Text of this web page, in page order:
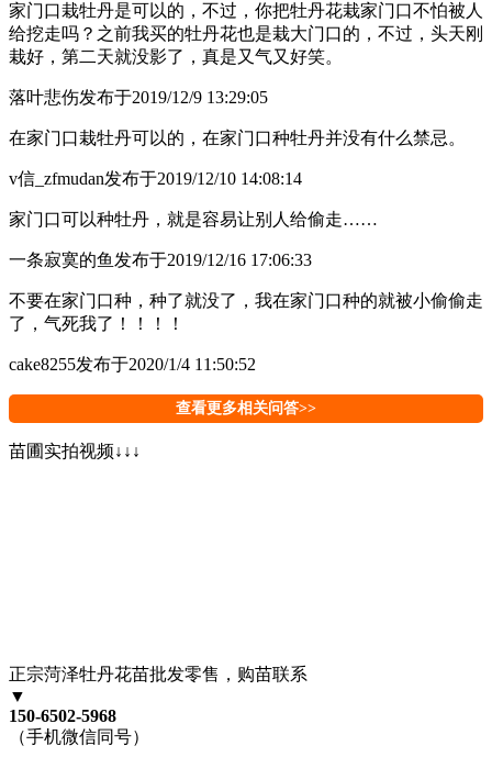
家门口栽牡丹是可以的，不过，你把牡丹花栽家门口不怕被人
给挖走吗？之前我买的牡丹花也是栽大门口的，不过，头天刚
栽好，第二天就没影了，真是又气又好笑。
落叶悲伤发布于2019/12/9 13:29:05
在家门口栽牡丹可以的，在家门口种牡丹并没有什么禁忌。
v信_zfmudan发布于2019/12/10 14:08:14
家门口可以种牡丹，就是容易让别人给偷走……
一条寂寞的鱼 发布于2019/12/16 17:06:33
不要在家门口种，种了就没了，我在家门口种的就被小偷偷走
了，气死我了！！！！
cake8255发布于2020/1/4 11:50:52
查看更多相关问答>>
苗圃实拍视频↓↓↓
正宗菏泽牡丹花苗批发零售，购苗联系
▼
150-6502-5968
（手机微信同号）